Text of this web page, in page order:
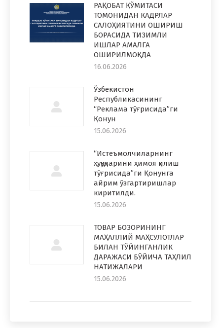
РАҚОБАТ ҚЎМИТАСИ
ТОМОНИДАН КАДРЛАР
САЛОҲИЯТИНИ ОШИРИШ
БОРАСИДА ТИЗИМЛИ
ИШЛАР АМАЛГА
ОШИРИЛМОҚДА
16.06.2026
Ўзбекистон
Республикасининг
“Реклама тўғрисида”ги
Қонун
15.06.2026
“Истеъмолчиларнинг
ҳуқуқларини ҳимоя қилиш
тўғрисида”ги Қонунга
айрим ўзгартиришлар
киритилди.
15.06.2026
ТОВАР БОЗОРИНИНГ
МАҲАЛЛИЙ МАҲСУЛОТЛАР
БИЛАН ТЎЙИНГАНЛИК
ДАРАЖАСИ БЎЙИЧА ТАҲЛИЛ
НАТИЖАЛАРИ
15.06.2026